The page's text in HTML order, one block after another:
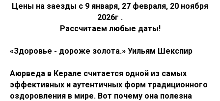
Цены на заезды с 9 января, 27 февраля, 20 ноября
2026г .
Рассчитаем любые даты!
«Здоровье - дороже золота.» Уильям Шекспир
Аюрведа в Керале считается одной из самых
эффективных и аутентичных форм традиционного
оздоровления в мире. Вот почему она полезна